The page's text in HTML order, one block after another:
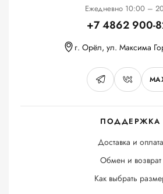
ПОДДЕРЖКА
Доставка и оплата
Обмен и возврат
Как выбрать
Ежедневно 10:00 –
+7 4862 900-
г. Орёл, ул. Максима